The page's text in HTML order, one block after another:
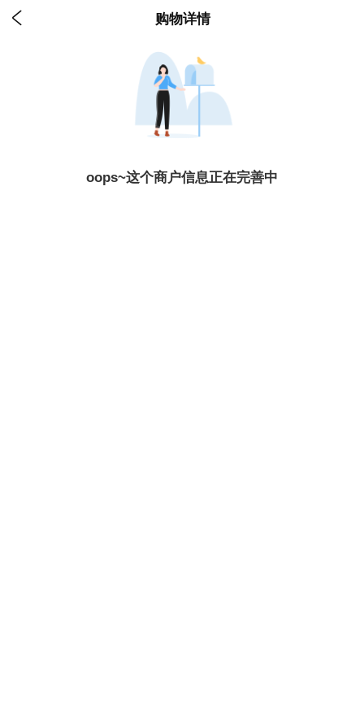
 购物详情
oops~这个商户信息正在完善中